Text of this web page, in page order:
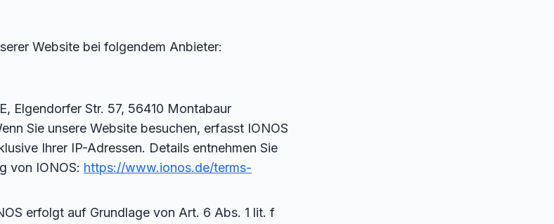
Website bei folgendem Anbieter:
Elgendorfer Str. 57, 56410 Montabaur
Sie unsere Website besuchen, erfasst IONOS
Ihrer IP-Adressen. Details entnehmen Sie
von IONOS: https://www.ionos.de/terms-
erfolgt auf Grundlage von Art. 6 Abs. 1 lit. f